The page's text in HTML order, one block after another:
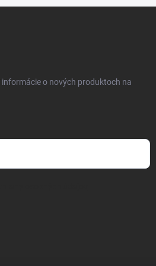
o nových produktoch na